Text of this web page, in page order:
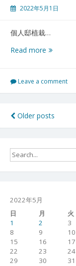
９
2022年5月1日
個人邸植栽…
Read more 香
庭
番
日
４
Leave a comment
投
稿
ナ
ビ
ー
シ
ョ
ン
Older posts
2022年5月
日
月 火
1
2 3
8
9 10
15
16 17
22
23 24
29
30 31